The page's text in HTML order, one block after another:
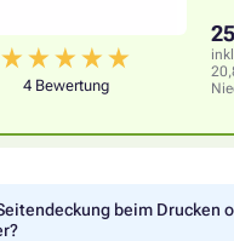
4 Bewertung
beim Drucken